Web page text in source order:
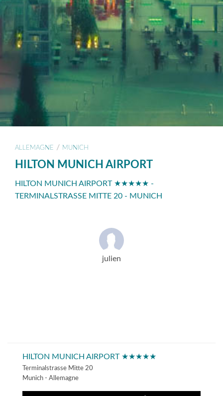
ALLEMAGNE / MUNICH
HILTON MUNICH AIRPORT
HILTON MUNICH AIRPORT ★★★★★ -
TERMINALSTRASSE MITTE 20 - MUNICH
julien
HILTON MUNICH AIRPORT ★★★★★
Terminalstrasse Mitte 20
Munich - Allemagne